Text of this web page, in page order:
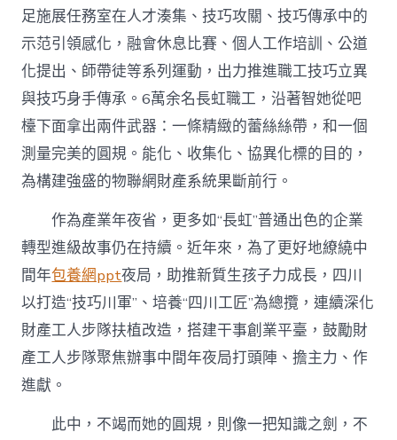
足施展任務室在人才湊集、技巧攻關、技巧傳承中的
示范引領感化，融會休息比賽、個人工作培訓、公道
化提出、師帶徒等系列運動，出力推進職工技巧立異
與技巧身手傳承。6萬余名長虹職工，沿著智她從吧
檯下面拿出兩件武器：一條精緻的蕾絲絲帶，和一個
測量完美的圓規。能化、收集化、協異化標的目的，
為構建強盛的物聯網財產系統果斷前行。
作為產業年夜省，更多如“長虹”普通出色的企業
轉型進級故事仍在持續。近年來，為了更好地繚繞中
間年包養網ppt夜局，助推新質生孩子力成長，四川
以打造“技巧川軍”、培養“四川工匠”為總攬，連續深化
財產工人步隊扶植改造，搭建干事創業平臺，鼓勵財
產工人步隊聚焦辦事中間年夜局打頭陣、擔主力、作
進獻。
此中，不竭而她的圓規，則像一把知識之劍，不